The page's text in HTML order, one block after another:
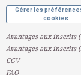
Gérer les
cookies
Avantages aux inscrits
Avantages aux inscrits
CGV
FAQ